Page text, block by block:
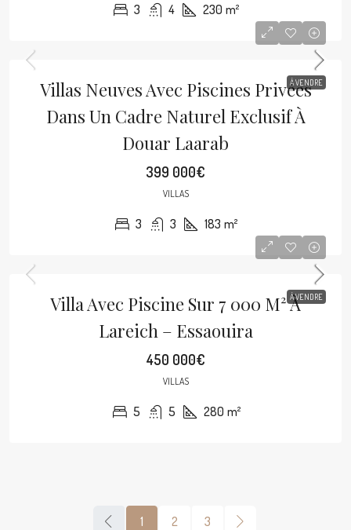
3 4 230 m²
À VENDRE
Villas Neuves Avec Piscines Privées
Dans Un Cadre Naturel Exclusif À
Douar Laarab
399 000€
VILLAS
3 3 183 m²
À VENDRE
Villa Avec Piscine Sur 7 000 M² À
Lareich – Essaouira
450 000€
VILLAS
5 5 280 m²
1 2 3